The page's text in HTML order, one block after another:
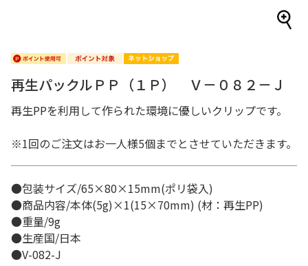
再生パックルＰＰ（１Ｐ） Ｖ－０８２－Ｊ
再生PPを利用して作られた環境に優しいクリップです。
※1回のご注文はお一人様5個までとさせていただきます。
●包装サイズ/65×80×15mm(ポリ袋入)
●商品内容/本体(5g)×1(15×70mm) (材：再生PP)
●重量/9g
●生産国/日本
●V-082-J